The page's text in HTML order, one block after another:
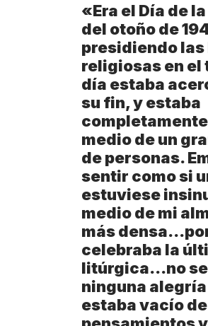
«Era el Día de
del otoño de
presidiendo
religiosas en
día estaba
su fin, y estaba
medio de un
de personas.
sentir como si
estuviese
medio de mi
más
celebraba la
litúrgica…no
ninguna
estaba vacío de
de
VER MÁSPolítica
MÁS
ColumnistasVER
Iglesia VER